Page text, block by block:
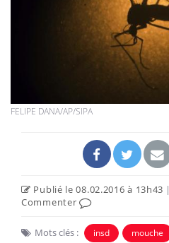
FELIPE DANA/AP/SIPA
Publié le 08.02.2016 à 13h43
Commenter
Mots clés : insd mouche